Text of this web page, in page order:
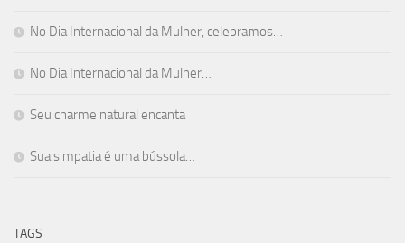
No Dia Internacional da Mulher, celebramos…
No Dia Internacional da Mulher…
Seu charme natural encanta
Sua simpatia é uma bússola…
TAGS